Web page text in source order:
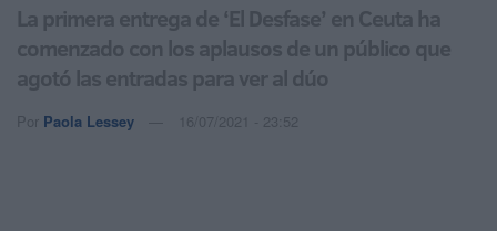
La primera entrega de ‘El Desfase’ en Ceuta ha
comenzado con los aplausos de un público que
agotó las entradas para ver al dúo
Por Paola Lessey 16/07/2021 - 23:52